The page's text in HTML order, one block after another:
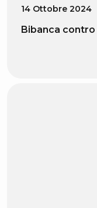
14 Ottobre 2024
Bibanca contro